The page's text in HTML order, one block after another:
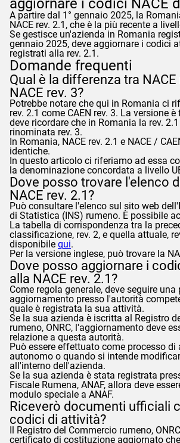
aggiornare i codici NACE
A partire dal 1° gennaio 2025, la
NACE rev. 2.1, che è la più recente a
Se gestisce un'azienda in Romania
gennaio 2025, deve aggiornare i codici
registrati alla rev. 2.1.
Domande frequenti
Qual è la differenza tra NACE
NACE rev. 3?
Potrebbe notare che qui in Romania ci
rev. 2.1 come CAEN rev. 3. La versione
deve ricordare che in Romania la rev.
rinominata rev. 3.
In Romania, NACE rev. 2.1 e NACE /
identiche.
In questo articolo ci riferiamo ad essa
la denominazione concordata a livello
Dove posso trovare l'elenco
NACE rev. 2.1?
Può consultare l'elenco sul sito web
di Statistica (INS) rumeno. È possibile
La tabella di corrispondenza tra la
classificazione, rev. 2, e quella attuale,
disponibile qui.
Per la versione inglese, può trovare la
Dove posso aggiornare i
alla NACE rev. 2.1?
Come regola generale, deve seguire una
aggiornamento presso l'autorità
quale è registrata la sua attività.
Se la sua azienda è iscritta al Registro
rumeno, ONRC, l'aggiornamento deve
relazione a questa autorità.
Può essere effettuato come processo
autonomo o quando si intende
all'interno dell'azienda.
Se la sua azienda è stata registrata
Fiscale Rumena, ANAF, allora deve
modulo speciale a ANAF.
Riceverò documenti ufficiali
codici di attività?
Il Registro del Commercio rumeno,
certificato di costituzione aggiornato